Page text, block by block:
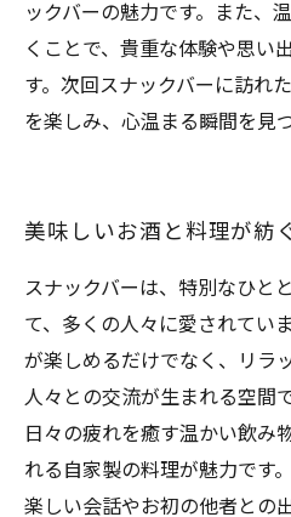
ックバーの魅力です。また、
くことで、貴重な体験や思い
す。次回スナックバーに訪れ
を楽しみ、心温まる瞬間を見
美味しいお酒と料理が紡
スナックバーは、特別なひと
て、多くの人々に愛されてい
が楽しめるだけでなく、リラ
人々との交流が生まれる空間
日々の疲れを癒す温かい飲み
れる自家製の料理が魅力です
楽しい会話やお初の他者との